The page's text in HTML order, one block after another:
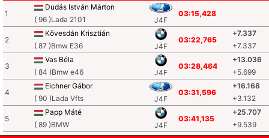
1
Dudás István Márton
( 96 )Lada 2101
J4F
03:15,428
2
Kövesdán Krisztián
( 87 )Bmw E36
J4F
03:22,765
+7.337
+7.337
3
Vas Béla
( 84 )Bmw e46
J4F
03:28,464
+13.036
+5.699
4
Eichner Gábor
( 90 )Lada Vfts
J4F
03:31,596
+16.168
+3.132
5
Papp Máté
( 89 )BMW
J4F
03:41,135
+25.707
+9.539